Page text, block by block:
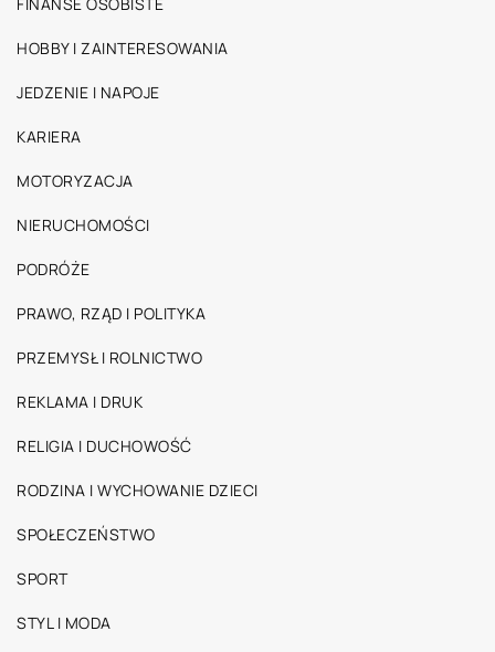
HOBBY I ZAINTERESOWANIA
JEDZENIE I NAPOJE
KARIERA
MOTORYZACJA
NIERUCHOMOŚCI
PODRÓŻE
PRAWO, RZĄD I POLITYKA
PRZEMYSŁ I ROLNICTWO
REKLAMA I DRUK
RELIGIA I DUCHOWOŚĆ
RODZINA I WYCHOWANIE DZIECI
SPOŁECZEŃSTWO
SPORT
STYL I MODA